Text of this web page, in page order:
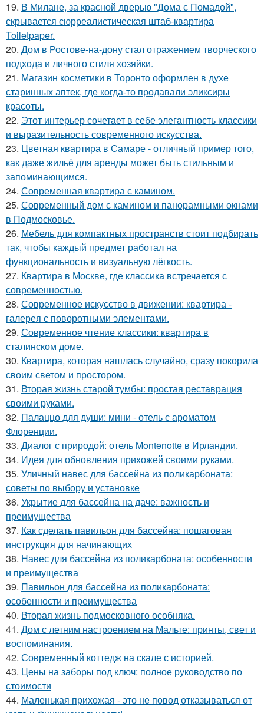
19. В Милане, за красной дверью "Дома с Помадой",
скрывается сюрреалистическая штаб-квартира
Toiletpaper.
20. Дом в Ростове-на-дону стал отражением творческого
подхода и личного стиля хозяйки.
21. Магазин косметики в Торонто оформлен в духе
старинных аптек, где когда-то продавали эликсиры
красоты.
22. Этот интерьер сочетает в себе элегантность классики
и выразительность современного искусства.
23. Цветная квартира в Самаре - отличный пример того,
как даже жильё для аренды может быть стильным и
запоминающимся.
24. Современная квартира с камином.
25. Современный дом с камином и панорамными окнами
в Подмосковье.
26. Мебель для компактных пространств стоит подбирать
так, чтобы каждый предмет работал на
функциональность и визуальную лёгкость.
27. Квартира в Москве, где классика встречается с
современностью.
28. Современное искусство в движении: квартира -
галерея с поворотными элементами.
29. Современное чтение классики: квартира в
сталинском доме.
30. Квартира, которая нашлась случайно, сразу покорила
своим светом и простором.
31. Вторая жизнь старой тумбы: простая реставрация
своими руками.
32. Палаццо для души: мини - отель с ароматом
Флоренции.
33. Диалог с природой: отель Montenotte в Ирландии.
34. Идея для обновления прихожей своими руками.
35. Уличный навес для бассейна из поликарбоната:
советы по выбору и установке
36. Укрытие для бассейна на даче: важность и
преимущества
37. Как сделать павильон для бассейна: пошаговая
инструкция для начинающих
38. Навес для бассейна из поликарбоната: особенности
и преимущества
39. Павильон для бассейна из поликарбоната:
особенности и преимущества
40. Вторая жизнь подмосковного особняка.
41. Дом с летним настроением на Мальте: принты, свет и
воспоминания.
42. Современный коттедж на скале с историей.
43. Цены на заборы под ключ: полное руководство по
стоимости
44. Маленькая прихожая - это не повод отказываться от